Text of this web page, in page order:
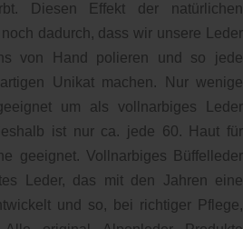
Diesen Effekt der natürlichen
dadurch, dass wir unsere Leder
von Hand polieren und so jede
Unikat machen. Nur wenige
um als vollnarbiges Leder
ist nur ca. jede 60. Haut für
geeignet. Vollnarbiges Büffelleder
Leder, das mit den Jahren eine
und so, bei richtiger Pflege,